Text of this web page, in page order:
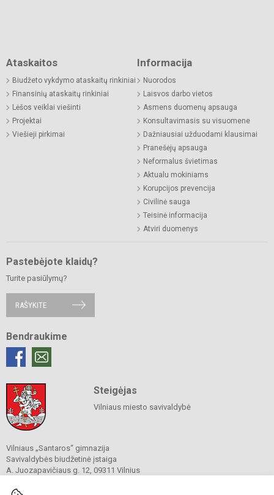
Ataskaitos
Biudžeto vykdymo ataskaitų rinkiniai
Finansinių ataskaitų rinkiniai
Lėšos veiklai viešinti
Projektai
Viešieji pirkimai
Informacija
Nuorodos
Laisvos darbo vietos
Asmens duomenų apsauga
Konsultavimasis su visuomene
Dažniausiai užduodami klausimai
Pranešėjų apsauga
Neformalus švietimas
Aktualu mokiniams
Korupcijos prevencija
Civilinė sauga
Teisinė informacija
Atviri duomenys
Pastebėjote klaidų?
Turite pasiūlymų?
RAŠYKITE
Bendraukime
Steigėjas
Vilniaus miesto savivaldybė
Vilniaus „Santaros“ gimnazija
Savivaldybės biudžetinė įstaiga
A. Juozapavičiaus g. 12, 09311 Vilnius
El. p.